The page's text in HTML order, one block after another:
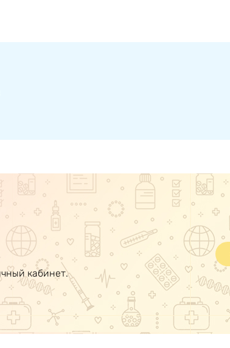
кабинет.